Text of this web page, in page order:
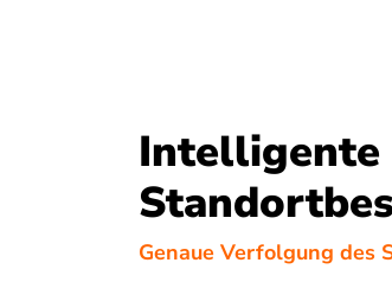
Intelligente
Genaue Verfolgung des